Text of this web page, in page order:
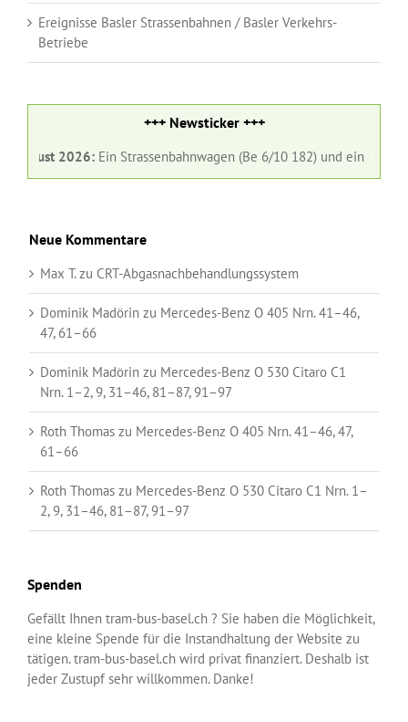
Ereignisse Basler Strassenbahnen / Basler Verkehrs-
Betriebe
+++ Newsticker +++
2026:Ein Strassenbahnwagen (Be 6/10 182) und ein Gelenkbus
Neue Kommentare
Max T.zu CRT-Abgasnachbehandlungssystem
Dominik Madörin zu Mercedes-Benz O 405 Nrn. 41–46,
47, 61–66
Dominik Madörin zu Mercedes-Benz O 530 Citaro C1
Nrn. 1–2, 9, 31–46, 81–87, 91–97
Roth Thomas zu Mercedes-Benz O 405 Nrn. 41–46, 47,
61–66
Roth Thomas zu Mercedes-Benz O 530 Citaro C1 Nrn. 1–
2, 9, 31–46, 81–87, 91–97
Spenden
Gefällt Ihnen tram-bus-basel.ch ? Sie haben die Möglichkeit,
eine kleine Spende für die Instandhaltung der Website zu
tätigen. tram-bus-basel.ch wird privat finanziert. Deshalb ist
jeder Zustupf sehr willkommen. Danke!